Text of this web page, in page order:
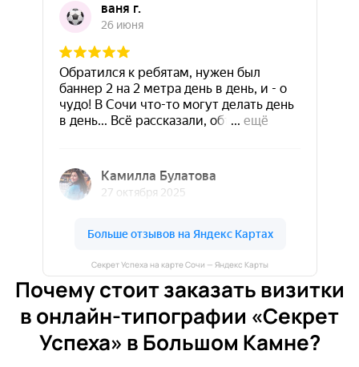
Секрет Успеха на карте Сочи — Яндекс Карты
Почему стоит заказать визитки
в онлайн-типографии «Секрет
Успеха» в Большом Камне?